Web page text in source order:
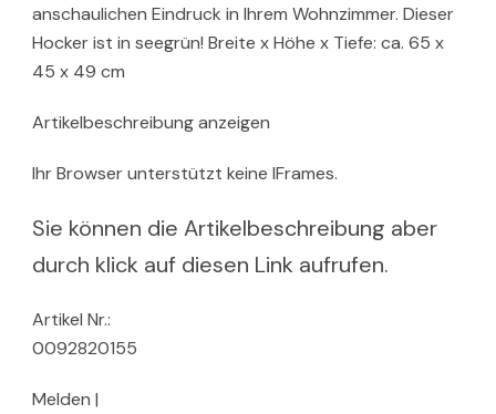
anschaulichen Eindruck in Ihrem Wohnzimmer. Dieser
Hocker ist in seegrün! Breite x Höhe x Tiefe: ca. 65 x
45 x 49 cm
Artikelbeschreibung anzeigen
Ihr Browser unterstützt keine IFrames.
Sie können die Artikelbeschreibung aber
durch klick auf diesen Link aufrufen.
Artikel Nr.:
0092820155
Melden |